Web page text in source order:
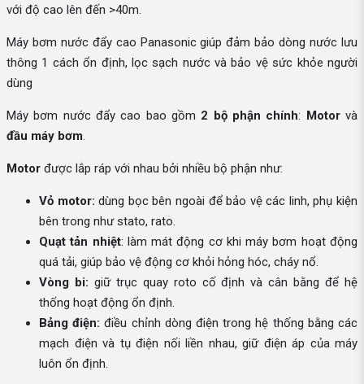
với độ cao lên đến >40m.
Máy bơm nước đẩy cao Panasonic giúp đảm bảo dòng nước lưu
thông 1 cách ổn định, lọc sạch nước và bảo vệ sức khỏe người
dùng
Máy bơm nước đẩy cao bao gồm 2 bộ phận chính: Motorvà
đầu máy bơm.
Motor được lắp ráp với nhau bởi nhiều bộ phận như:
Vỏ motor: dùng bọc bên ngoài để bảo vệ các linh, phụ kiện
bên trong như stato, rato.
Quạt tản nhiệt: làm mát động cơ khi máy bơm hoạt động
quá tải, giúp bảo vệ động cơ khỏi hỏng hóc, cháy nổ.
Vòng bi: giữ trục quay roto cố định và cân bằng để hệ
thống hoạt động ổn định.
Bảng điện: điều chỉnh dòng điện trong hệ thống bằng các
mạch điện và tụ điện nối liền nhau, giữ điện áp của máy
luôn ổn định.